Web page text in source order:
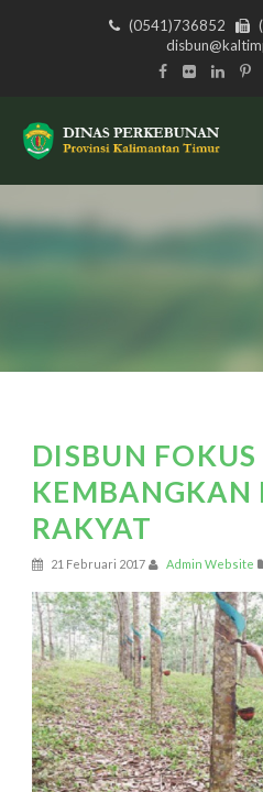
(0541)736852
DISBUN FOKUS
KEMBANGKAN
RAKYAT
21 Februari 2017 Admin Website